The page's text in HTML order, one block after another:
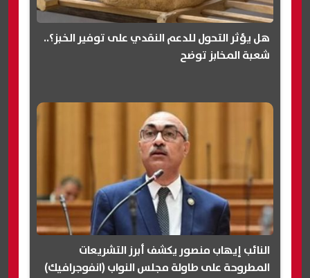
هل يؤثر التحول للدعم النقدي على توفير الخبز؟..
شعبة المخابز توضح
النائب إيهاب منصور يكشف أبرز التشريعات
المطروحة على طاولة مجلس النواب (انفوجرافيك)